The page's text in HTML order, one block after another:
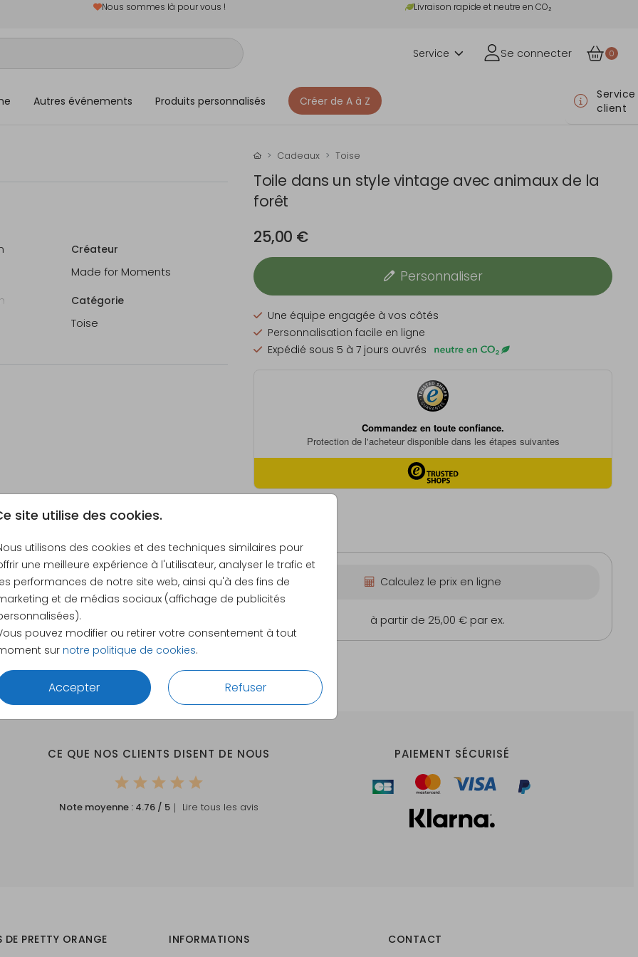
Nous sommes là pour vous ! Livraison rapide et neutre en CO₂
Service Se connecter 0
Autres événements Produits personnalisés Créer de A à Z
Service
client
site utilise des cookies.
utilisons des cookies et des techniques similaires pour
une meilleure expérience à l'utilisateur, analyser le trafic et
performances de notre site web, ainsi qu'à des fins de
et de médias sociaux (affichage de publicités
pouvez modifier ou retirer votre consentement à tout
sur notre politique de cookies.
Accepter Refuser
bois
Créateur
Made for Moments
Catégorie
Toise
Cadeaux Toise
Toile dans un style vintage avec animaux de la
forêt
25,00 €
Personnaliser
Une équipe engagée à vos côtés
Personnalisation facile en ligne
Expédié sous 5 à 7 jours ouvrés
Calculez le prix en ligne
à partir de 25,00 € par ex.
CE QUE NOS CLIENTS DISENT DE NOUS
Note moyenne : 4.76 / 5 ｜ Lire tous les avis
PAIEMENT SÉCURISÉ
DE PRETTY ORANGE INFORMATIONS CONTACT